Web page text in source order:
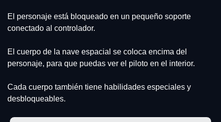
El personaje está bloqueado en un pequeño soporte
conectado al controlador.
El cuerpo de la nave espacial se coloca encima del
personaje, para que puedas ver el piloto en el interior.
Cada cuerpo también tiene habilidades especiales y
desbloqueables.